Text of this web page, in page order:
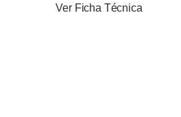
Ver Ficha Técnica